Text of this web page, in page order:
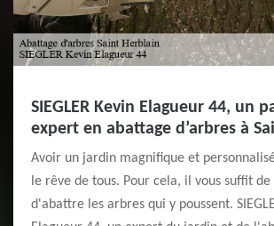
SIEGLER Kevin Elagueur 44, un
expert en abattage d’arbres à
Avoir un jardin magnifique et
le rêve de tous. Pour cela, il vous suffit
d'abattre les arbres qui y poussent.